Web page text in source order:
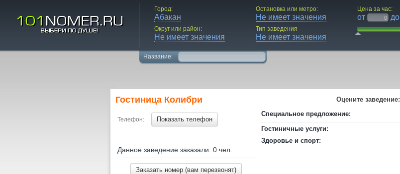
Город:
Абакан
Округ или район:
Не имеет значения
Остановка или метро:
Не имеет значения
Тип заведения
Не имеет значения
Цена за час:
от до
Название:
Гостиница Колибри Оцените заведение:
Телефон: Показать телефон
Данное заведение заказали: 0 чел.
Заказать номер (вам перезвонят)
Специальное предложение:
Гостиничные услуги:
Здоровье и спорт: